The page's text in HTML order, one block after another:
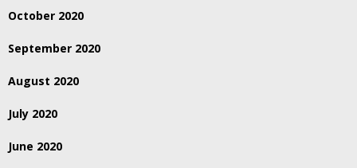
October 2020
September 2020
August 2020
July 2020
June 2020